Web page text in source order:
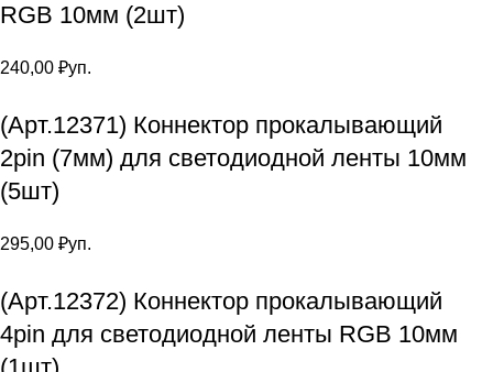
RGB 10мм (2шт)
240,00 ₽уп.
(Арт.12371) Коннектор прокалывающий
2pin (7мм) для светодиодной ленты 10мм
(5шт)
295,00 ₽уп.
(Арт.12372) Коннектор прокалывающий
4pin для светодиодной ленты RGB 10мм